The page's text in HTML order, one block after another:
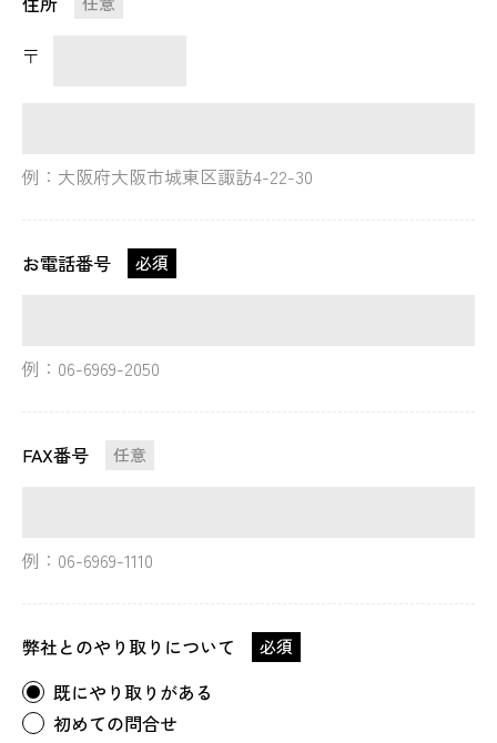
〒
例：大阪府大阪市城東区諏訪4-22-30
お電話番号 必須
例：06-6969-2050
FAX番号 任意
例：06-6969-1110
弊社とのやり取りについて 必須
既にやり取りがある
初めての問合せ